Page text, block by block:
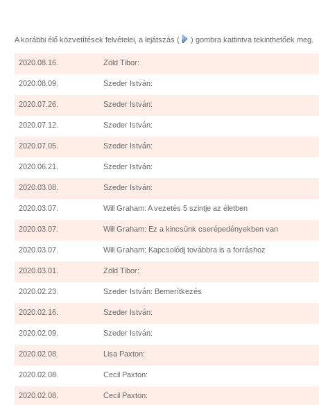
A korábbi élő közvetítések felvételei, a lejátszás ( ) gombra kattintva tekinthetőek meg.
2020.08.16. Zöld Tibor:
2020.08.09. Szeder István:
2020.07.26. Szeder István:
2020.07.12. Szeder István:
2020.07.05. Szeder István:
2020.06.21. Szeder István:
2020.03.08. Szeder István:
2020.03.07. Will Graham: A vezetés 5 szintje az életben
2020.03.07. Will Graham: Ez a kincsünk cserépedényekben van
2020.03.07. Will Graham: Kapcsolódj továbbra is a forráshoz
2020.03.01. Zöld Tibor:
2020.02.23. Szeder István: Bemerítkezés
2020.02.16. Szeder István:
2020.02.09. Szeder István:
2020.02.08. Lisa Paxton:
2020.02.08. Cecil Paxton:
2020.02.08. Cecil Paxton: